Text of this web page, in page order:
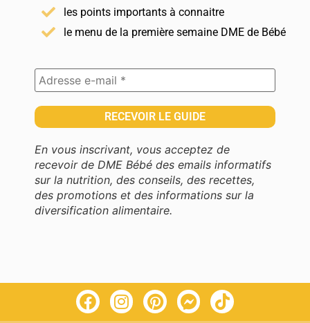
les points importants à connaitre
le menu de la première semaine DME de Bébé
En vous inscrivant, vous acceptez de
recevoir de DME Bébé des emails informatifs
sur la nutrition, des conseils, des recettes,
des promotions et des informations sur la
diversification alimentaire.